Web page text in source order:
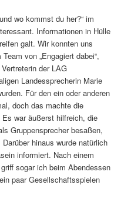
wo kommst du her?“ im
Informationen in Hülle
galt. Wir konnten uns
von „Engagiert dabei“,
der LAG
Landessprecherin Marie
Für den ein oder anderen
doch das machte die
war äußerst hilfreich, die
Gruppensprecher besaßen,
hinaus wurde natürlich
informiert. Nach einem
sogar ich beim Abendessen
paar Gesellschaftsspielen